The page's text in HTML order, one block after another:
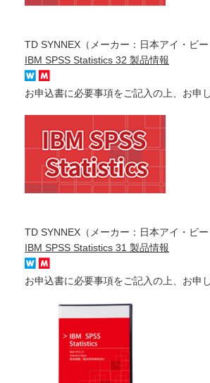
TD SYNNEX（メーカー：日本アイ・ビー
IBM SPSS Statistics 32 製品情報
お申込書に必要事項をご記入の上、お申
TD SYNNEX（メーカー：日本アイ・ビー
IBM SPSS Statistics 31 製品情報
お申込書に必要事項をご記入の上、お申